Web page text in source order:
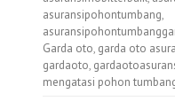
asuransipohontumbang,
Garda oto, garda oto
gardaoto,
mengatasi pohon